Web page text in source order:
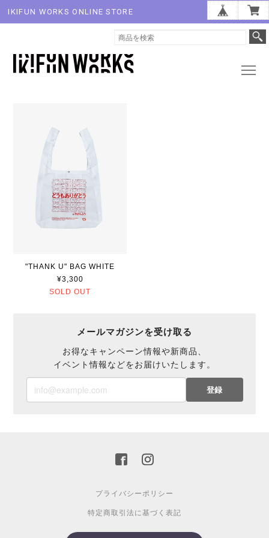
IKIFUN WORKS ONLINE STORE
"THANK U" BAG WHITE
¥3,300
SOLD OUT
メールマガジンを受け取る
お得なキャンペーン情報や新商品、
イベント情報などをお届けいたします。
登録
プライバシーポリシー
特定商取引法に基づく表記